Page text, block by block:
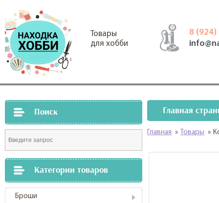
Товары
для хобби
8 (924)
Поиск
Категории товаров
Броши
Главная
Главная » Товары »